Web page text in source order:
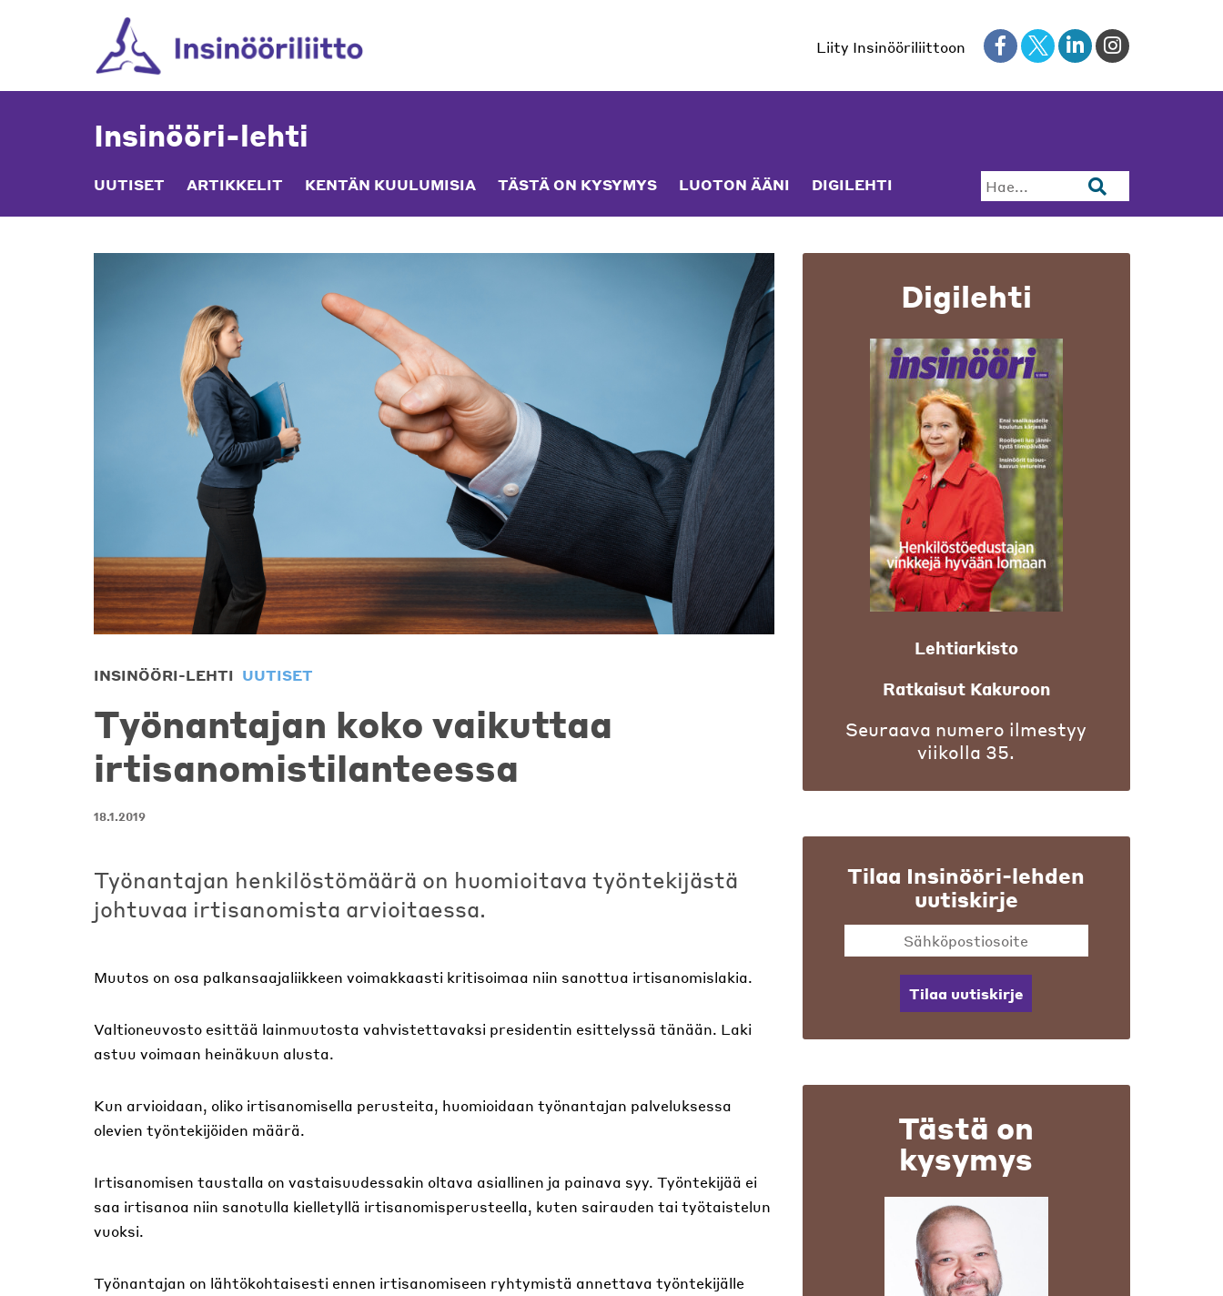
Liity Insinööriliittoon
Insinööri-lehti
UUTISET ARTIKKELIT KENTÄN KUULUMISIA TÄSTÄ ON KYSYMYS LUOTON ÄÄNI DIGILEHTI Hae...
INSINÖÖRI-LEHTI UUTISET
Työnantajan koko vaikuttaa
irtisanomistilanteessa
18.1.2019
Työnantajan henkilöstömäärä on huomioitava työntekijästä
johtuvaa irtisanomista arvioitaessa.
Muutos on osa palkansaajaliikkeen voimakkaasti kritisoimaa niin sanottua irtisanomislakia.
Valtioneuvosto esittää lainmuutosta vahvistettavaksi presidentin esittelyssä tänään. Laki
astuu voimaan heinäkuun alusta.
Kun arvioidaan, oliko irtisanomisella perusteita, huomioidaan työnantajan palveluksessa
olevien työntekijöiden määrä.
Irtisanomisen taustalla on vastaisuudessakin oltava asiallinen ja painava syy. Työntekijää ei
saa irtisanoa niin sanotulla kielletyllä irtisanomisperusteella, kuten sairauden tai työtaistelun
vuoksi.
Työnantajan on lähtökohtaisesti ennen irtisanomiseen ryhtymistä annettava työntekijälle
Digilehti
Lehtiarkisto
Ratkaisut Kakuroon
Seuraava numero ilmestyy
viikolla 35.
Tilaa Insinööri-lehden
uutiskirje
Tilaa uutiskirje
Tästä on
kysymys